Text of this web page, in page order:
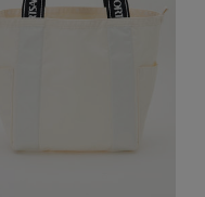
Loop
プリ